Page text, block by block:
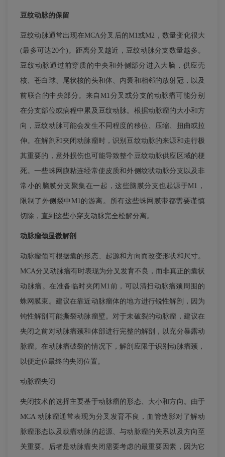
豆纹动脉的保留
豆纹动脉通常出现在MCA分叉后的M1或M2，数量变化很大
(最多可达20个)。距离分叉越近，豆纹动脉分支数量越多。
豆纹动脉通过前穿质的中央和外侧部分进入大脑，供应壳
核、苍白球、尾状核的头和体、内囊和相邻的放射冠，以及
前联合的中央部分。来自M1分叉或分支的动脉瘤可能分别
在分支部位或病程中累及豆纹动脉。根据动脉瘤的大小和方
向，豆纹动脉可能会发生不同程度的移位、压缩、扭曲或拉
伸。在解剖和夹闭动脉瘤时，识别豆纹动脉的来源和走行极
其重要的，意外损伤也可能导致整个豆纹动脉供应区域的梗
死。一些蛛网膜粘连经常使皮质和外侧纹状动脉分支以及非
常小的脑膜分支聚集在一起，这些脑膜分支也起源于M1，
限制了外侧裂中M1的游离。所有这些蛛网膜带都需要谨慎
切除，直到这些小穿支动脉完全松解分离。
动脉瘤颈显微解剖
动脉瘤颈可根据囊的形态、起源和方向而改变形状和尺寸。
MCA分叉动脉瘤有时表现为分叉发育不良，而非真正的囊状
动脉瘤。在准备临时夹闭M1前，可以清扫动脉瘤颈周围的
蛛网膜束。建议在靠近动脉瘤体的地方进行锐性解剖，因为
钝性解剖可能撕裂动脉瘤壁。对于未破裂的动脉瘤，建议在
夹闭之前对动脉瘤颈和体部进行完整的解剖，以充分暴露动
脉瘤。在动脉瘤破裂的情况下，解剖应限于识别动脉瘤颈，
以便定位最终的夹闭位置。
动脉瘤夹闭
夹闭技术的选择主要基于动脉瘤的形态、大小和方向。由于
MCA 动脉瘤通常表现为分叉发育不良，血管造影对了解动
脉瘤形态以及载瘤动脉的起源、与动脉瘤的关系以及方向至
关重要。后者是动脉瘤夹闭需要考虑的最重要因素，因为它